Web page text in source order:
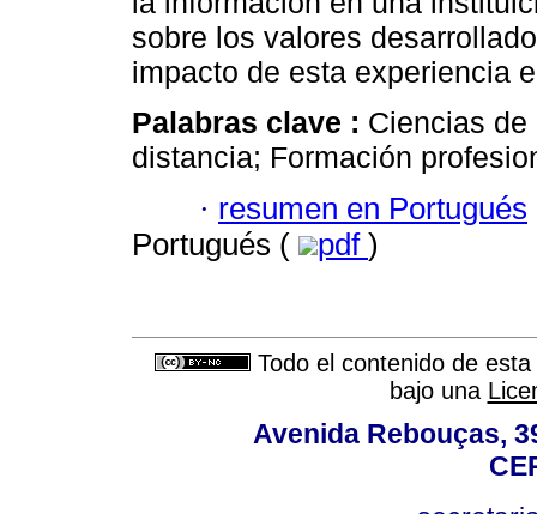
sobre los valores
impacto de esta experiencia
Palabras clave : Ciencias
distancia; Formación
· resumen en Portugués
Portugués (
pdf )
Todo el contenido de
bajo una
Avenida Rebouças,